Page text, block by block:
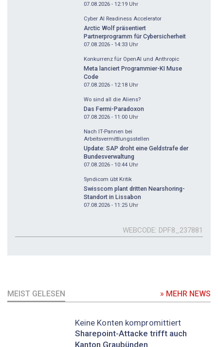
07.08.2026 - 12:19 Uhr
Cyber AI Readiness Accelerator
Arctic Wolf präsentiert
Partnerprogramm für Cybersicherheit
07.08.2026 - 14:33 Uhr
Konkurrenz für OpenAI und Anthropic
Meta lanciert Programmier-KI Muse
Code
07.08.2026 - 12:18 Uhr
Wo sind all die Aliens?
Das Fermi-Paradoxon
07.08.2026 - 11:00 Uhr
Nach IT-Pannen bei
Arbeitsvermittlungsstellen
Update: SAP droht eine Geldstrafe der
Bundesverwaltung
07.08.2026 - 10:44 Uhr
Syndicom übt Kritik
Swisscom plant dritten Nearshoring-
Standort in Lissabon
07.08.2026 - 11:25 Uhr
WEBCODE DPF8_237881
MEIST GELESEN » MEHR NEWS
Keine Konten kompromittiert
Sharepoint-Attacke trifft auch
Kanton Graubünden